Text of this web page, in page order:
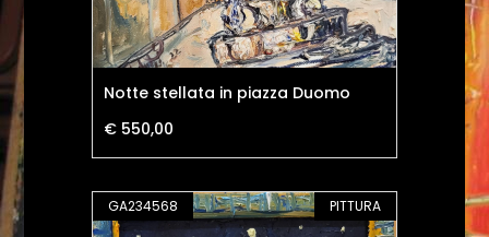
Notte stellata in piazza Duomo
€ 550,00
GA234568 PITTURA